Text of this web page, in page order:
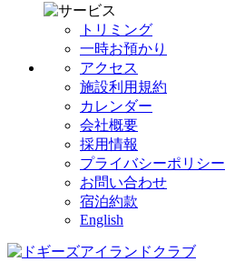
トリミング
一時お預かり
アクセス
施設利用規約
カレンダー
会社概要
採用情報
プライバシーポリシー
お問い合わせ
宿泊約款
English